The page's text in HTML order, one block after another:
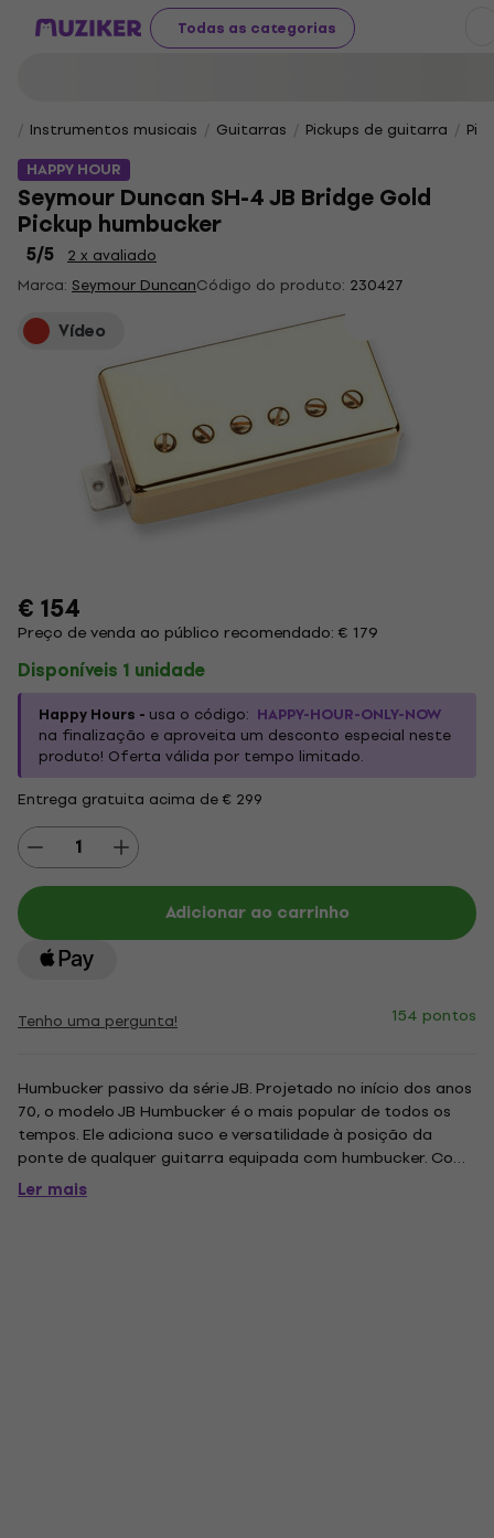
Todas as categorias
Instrumentos musicais Guitarras Pickups de guitarra
HAPPY HOUR
Seymour Duncan SH-4 JB Bridge Gold
Pickup humbucker
5/5
2 x avaliado
Marca: Seymour DuncanCódigo do produto: 230427
Vídeo
€ 154
Preço de venda ao público recomendado: € 179
Disponíveis 1 unidade
Happy Hours - usa o código: HAPPY-HOUR-ONLY-NOW
na finalização e aproveita um desconto especial neste
produto! Oferta válida por tempo limitado.
Entrega gratuita acima de € 299
Adicionar ao carrinho
Tenho uma pergunta! 154 pontos
Humbucker passivo da série JB. Projetado no início dos anos
70, o modelo JB Humbucker é o mais popular de todos os
tempos. Ele adiciona suco e versatilidade à posição da
ponte de qualquer guitarra equipada com humbucker. Com
suas bobinas quentes e ímã de barra alnico 5, este
captador oferece um inconfundível ataque de médio
Ler mais